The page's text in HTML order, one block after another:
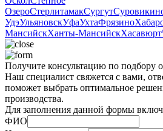
ОзероСтерлитамакСургут
УдэУльяновскУфаУхтаФрязино
МансийскХанты‑МансийскХасавюрт
Получите консультацию по подбору
Наш специалист свяжется с вами,
поможет выбрать оптимальное
производства.
Для заполнения данной формы
ФИО